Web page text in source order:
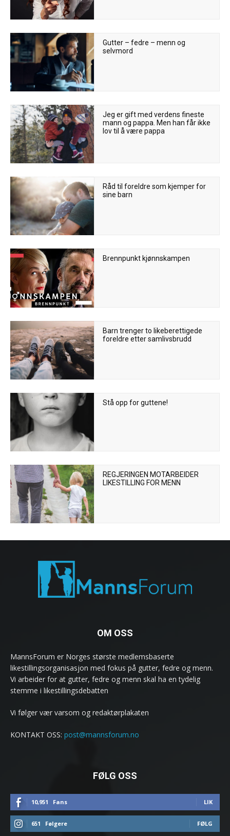
Gutter – fedre – menn og
selvmord
Jeg er gift med verdens fineste
mann og pappa. Men han får ikke
lov til å være pappa
Råd til foreldre som kjemper for
sine barn
Brennpunkt kjønnskampen
Barn trenger to likeberettigede
foreldre etter samlivsbrudd
Stå opp for guttene!
REGJERINGEN MOTARBEIDER
LIKESTILLING FOR MENN
OM OSS
MannsForum er Norges største medlemsbaserte
likestillingsorganisasjon med fokus på gutter, fedre og menn.
Vi arbeider for at gutter, fedre og menn skal ha en tydelig
stemme i likestillingsdebatten
Vi følger vær varsom og redaktørplakaten
KONTAKT OSS: post@mannsforum.no
FØLG OSS
10,951 Fans LIK
651 Følgere FØLG